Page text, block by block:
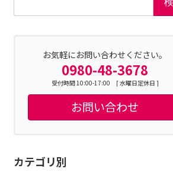
お気軽にお問い合わせください。
0980-48-3678
受付時間 10:00-17:00 [ 水曜日定休日 ]
お問い合わせ
カテゴリ別